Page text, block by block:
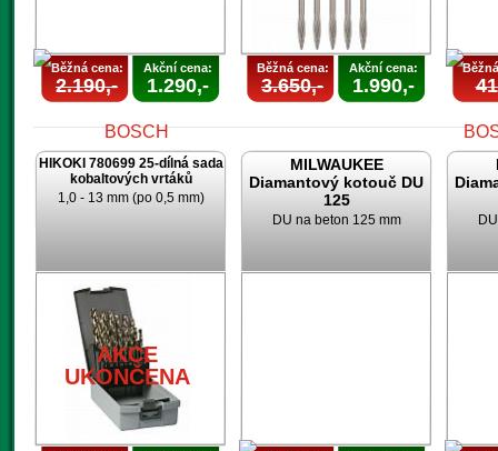
AKCE
UKONČENA
Běžná cena:
2.190,-
Akční cena:
1.290,-
Běžná cena:
3.650,-
Akční cena:
1.990,-
HIKOKI 780699 25-dílná sada
kobaltových vrtáků
1,0 - 13 mm (po 0,5 mm)
AKCE
UKONČENA
MILWAUKEE
Diamantový kotouč DU
125
DU na beton 125 mm